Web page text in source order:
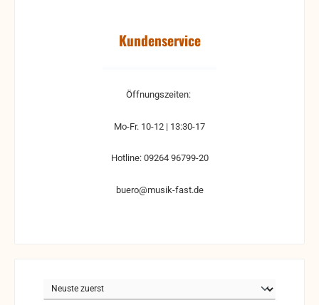
Kundenservice
Öffnungszeiten:
Mo-Fr. 10-12 | 13:30-17
Hotline: 09264 96799-20
buero@musik-fast.de